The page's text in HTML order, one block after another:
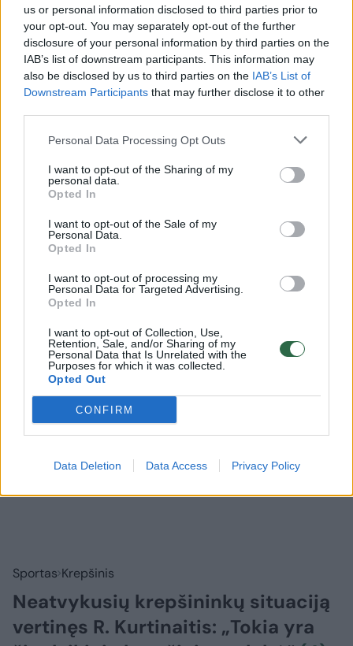
us or personal information disclosed to third parties prior to
your opt-out. You may separately opt-out of the further
disclosure of your personal information by third parties on the
IAB’s list of downstream participants. This information may
also be disclosed by us to third parties on the IAB’s List of
Downstream Participants that may further disclose it to other
Personal Data Processing Opt Outs
I want to opt-out of the Sharing of my
personal data.
Opted In
I want to opt-out of the Sale of my
Personal Data.
Opted In
I want to opt-out of processing my
Personal Data for Targeted Advertising.
Opted In
I want to opt-out of Collection, Use,
Retention, Sale, and/or Sharing of my
Personal Data that Is Unrelated with the
Purposes for which it was collected.
Opted Out
CONFIRM
Data Deletion Data Access Privacy Policy
Vassilis Spanoulis Nigelis Williamsas-Gossas
Kauno Žalgiris
Rodyti daugiau žymių
Komentuoti po šiuo straipsniu
Komentuoti gali tik Lrytas registruoti vartotojai.
Prisijunkite prie registruotų vartotojų
bendruomenės ir bendraukite komentaruose!
Prisijungti komentatoriams
Sportas Krepšinis
Neatvykusių krepšininkų situaciją
vertinęs R. Kurtinaitis: „Tokia yra